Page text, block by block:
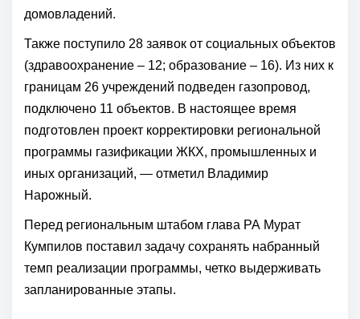
домовладений.
Также поступило 28 заявок от социальных объектов
(здравоохранение – 12; образование – 16). Из них к
границам 26 учреждений подведен газопровод,
подключено 11 объектов. В настоящее время
подготовлен проект корректировки региональной
программы газификации ЖКХ, промышленных и
иных организаций, — отметил Владимир
Нарожный.
Перед региональным штабом глава РА Мурат
Кумпилов поставил задачу сохранять набранный
темп реализации программы, четко выдерживать
запланированные этапы.